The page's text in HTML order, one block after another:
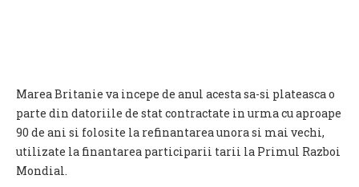
Marea Britanie va incepe de anul acesta sa-si plateasca o
parte din datoriile de stat contractate in urma cu aproape
90 de ani si folosite la refinantarea unora si mai vechi,
utilizate la finantarea participarii tarii la Primul Razboi
Mondial.